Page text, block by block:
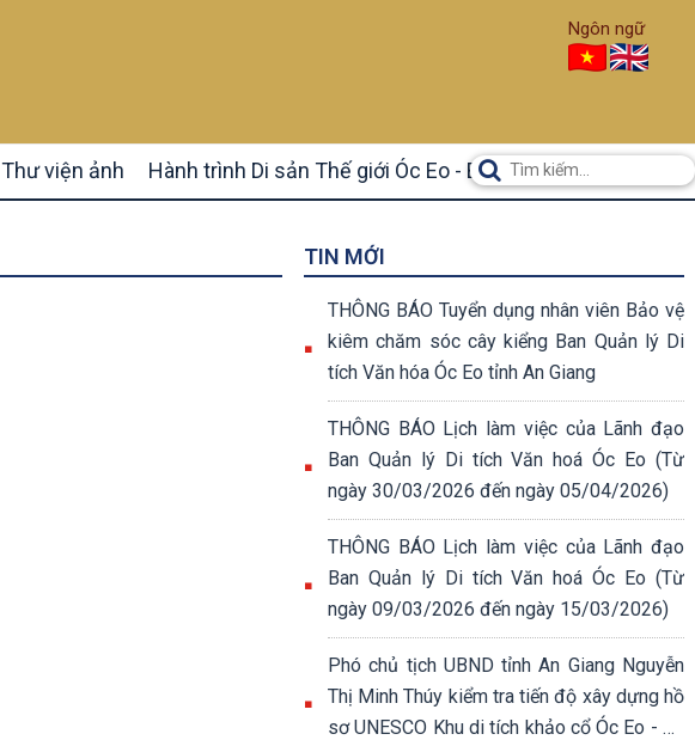
Ngôn ngữ
Thư viện ảnh Hành trình Di sản Thế giới Óc Eo - Ba Thê
TIN MỚI
THÔNG BÁO Tuyển dụng nhân viên Bảo vệ
kiêm chăm sóc cây kiểng Ban Quản lý Di
tích Văn hóa Óc Eo tỉnh An Giang
THÔNG BÁO Lịch làm việc của Lãnh đạo
Ban Quản lý Di tích Văn hoá Óc Eo (Từ
ngày 30/03/2026 đến ngày 05/04/2026)
THÔNG BÁO Lịch làm việc của Lãnh đạo
Ban Quản lý Di tích Văn hoá Óc Eo (Từ
ngày 09/03/2026 đến ngày 15/03/2026)
Phó chủ tịch UBND tỉnh An Giang Nguyễn
Thị Minh Thúy kiểm tra tiến độ xây dựng hồ
sơ UNESCO Khu di tích khảo cổ Óc Eo - Ba